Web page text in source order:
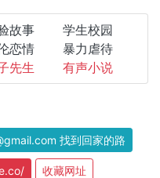
故事
学生校园
恋情
暴力虐待
先生 有声小说
找到回家的路
收藏网址